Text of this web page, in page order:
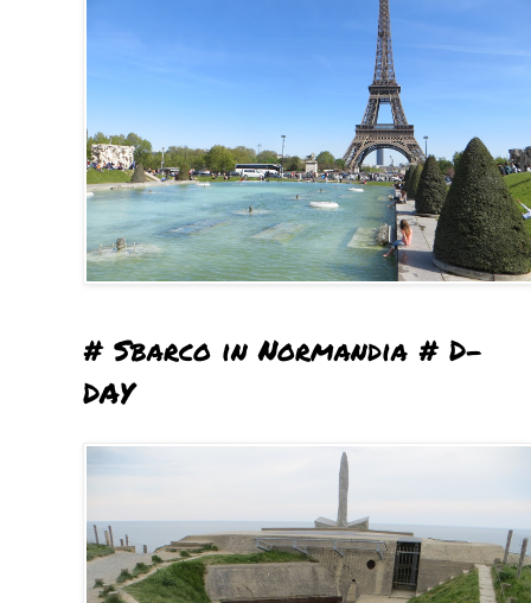
# Sbarco in Normandia # D-
DAY